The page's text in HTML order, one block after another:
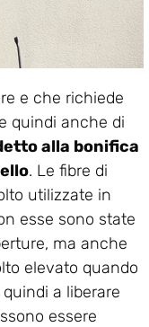
e che richiede
quindi anche di
alla bonifica
. Le fibre di
utilizzate in
esse sono state
ma anche
elevato quando
a liberare
essere